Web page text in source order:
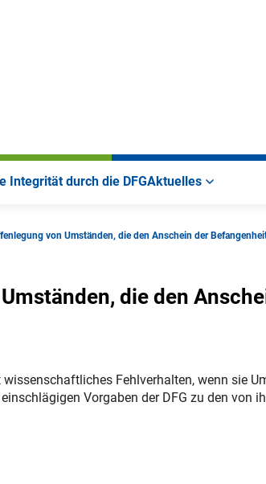
Integrität durch die DFGAktuelles
von Umständen, die den Anschein der
die den
Fehlverhalten, wenn sie
Vorgaben der DFG zu den von